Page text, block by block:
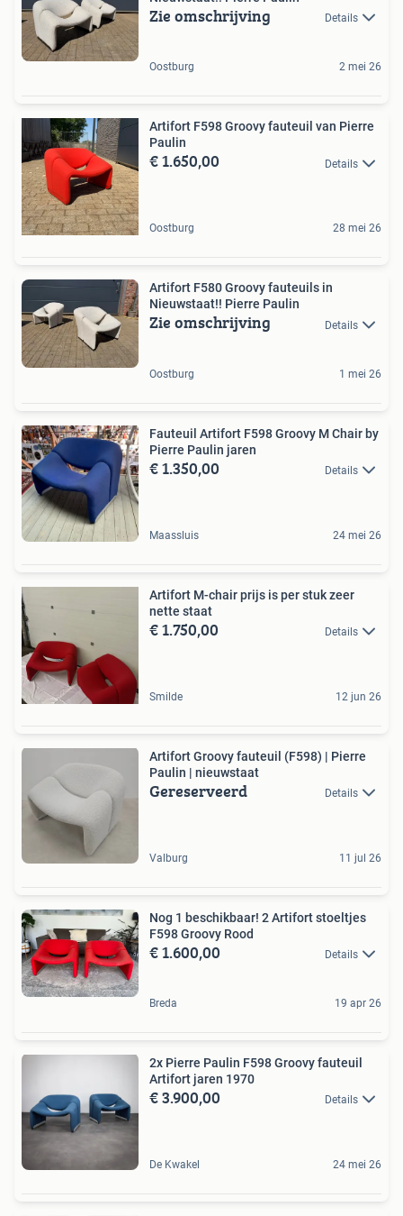
Zie omschrijving Details
Oostburg 2 mei 26
Artifort F598 Groovy fauteuil van Pierre
Paulin
€ 1.650,00 Details
Oostburg 28 mei 26
Artifort F580 Groovy fauteuils in
Nieuwstaat!! Pierre Paulin
Zie omschrijving Details
Oostburg 1 mei 26
Fauteuil Artifort F598 Groovy M Chair by
Pierre Paulin jaren
€ 1.350,00 Details
Maassluis 24 mei 26
Artifort M-chair prijs is per stuk zeer
nette staat
€ 1.750,00 Details
Smilde 12 jun 26
Artifort Groovy fauteuil (F598) | Pierre
Paulin | nieuwstaat
Gereserveerd Details
Valburg 11 jul 26
Nog 1 beschikbaar! 2 Artifort stoeltjes
F598 Groovy Rood
€ 1.600,00 Details
Breda 19 apr 26
2x Pierre Paulin F598 Groovy fauteuil
Artifort jaren 1970
€ 3.900,00 Details
De Kwakel 24 mei 26